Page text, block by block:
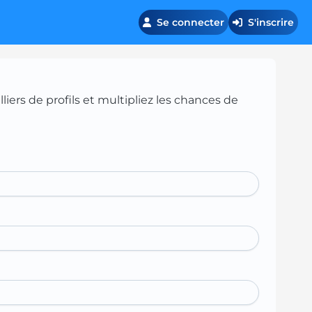
Se connecter S'inscrire
de profils et multipliez les chances de